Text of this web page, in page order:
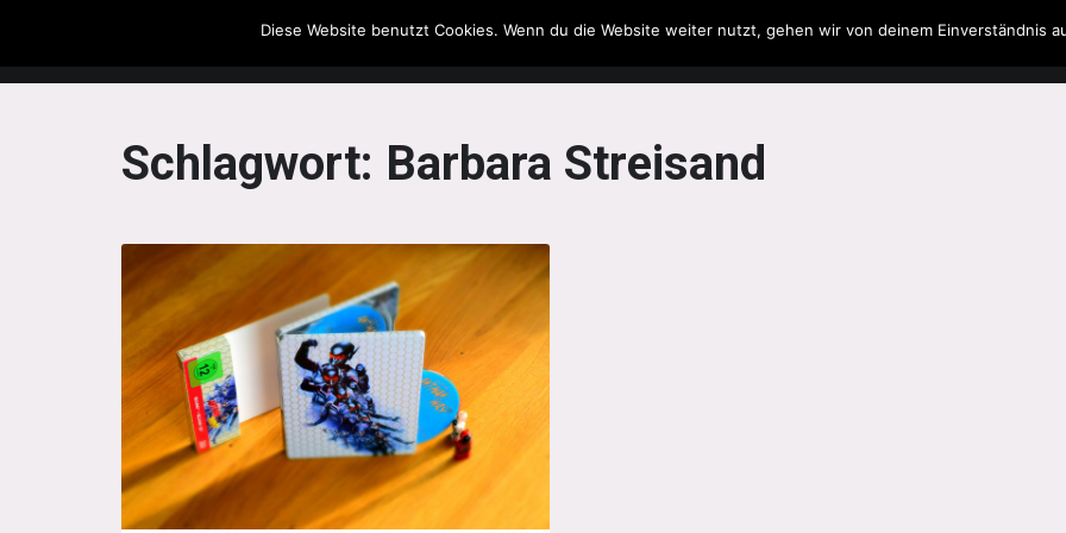
The Howling Men Filme & Serien Musik Spielzeug Literatur
Schlagwort: Barbara Streisand
Diese Website benutzt Cookies. Wenn du die Website weiter nutzt, gehen wir von deinem Einverständnis